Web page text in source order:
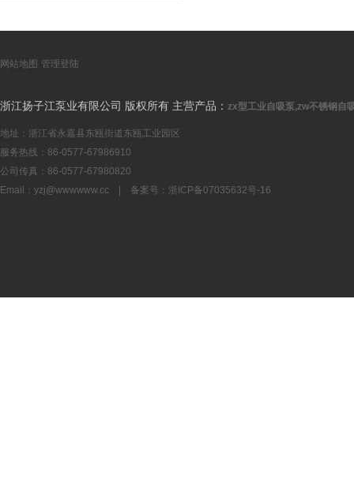
网站地图 管理登陆
浙江扬子江泵业有限公司 版权所有 主营产品： zx型工业自吸泵,zw不锈钢自
地址：浙江省永嘉县东瓯街道东瓯工业园区
服务热线：86-0577-67986910
公司传真：86-0577-67980820
Email： yzj@wwwwww.cc | 备案号： 浙ICP备07035632号-16